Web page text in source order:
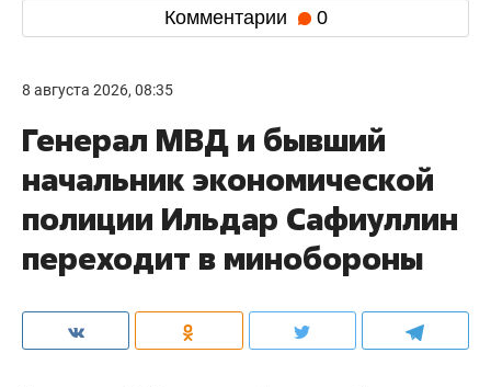
Комментарии 0
8 августа 2026, 08:35
Генерал МВД и бывший
начальник экономической
полиции Ильдар Сафиуллин
переходит в минобороны